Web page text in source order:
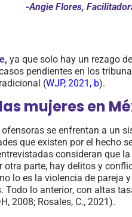
-Angie Flores,
ya que solo hay un rezago
pendientes en los
(WJP, 2021, b).
mujeres en
se enfrentan a un
que existen por el hecho
consideran que
otra parte, hay delitos y
lo es la violencia de pareja
Todo lo anterior, con altas
2008; Rosales, C., 2021 ).